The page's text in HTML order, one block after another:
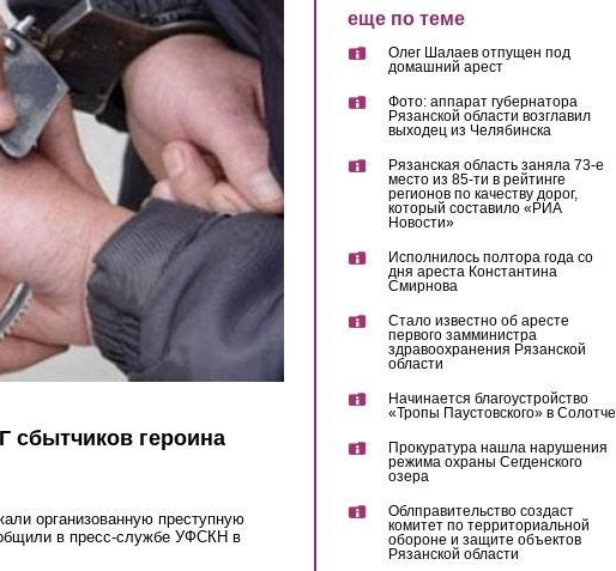
сбытчиков героина
организованную преступную
в пресс-службе УФСКН в
еще по теме
Олег Шалаев отпущен под
домашний арест
Фото: аппарат губернатора
Рязанской области возглавил
выходец из Челябинска
Рязанская область заняла 73-е
место из 85-ти в рейтинге
регионов по качеству дорог,
который составило «РИА
Новости»
Исполнилось полтора года со
дня ареста Константина
Смирнова
Стало известно об аресте
первого замминистра
здравоохранения Рязанской
области
Начинается благоустройство
«Тропы Паустовского» в Солотче
Прокуратура нашла нарушения
режима охраны Сегденского
озера
Облправительство создаст
комитет по территориальной
обороне и защите объектов
Рязанской области